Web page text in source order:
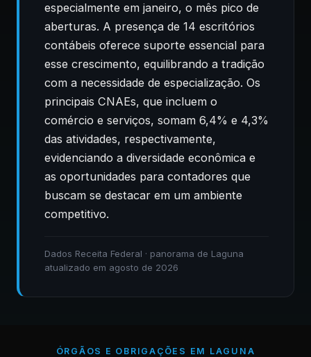
especialmente em janeiro, o mês pico de
aberturas. A presença de 14 escritórios
contábeis oferece suporte essencial para
esse crescimento, equilibrando a tradição
com a necessidade de especialização. Os
principais CNAEs, que incluem o
comércio e serviços, somam 6,4% e 4,3%
das atividades, respectivamente,
evidenciando a diversidade econômica e
as oportunidades para contadores que
buscam se destacar em um ambiente
competitivo.
Dados Receita Federal · panorama de Laguna
atualizado em agosto de 2026
ÓRGÃOS E OBRIGAÇÕES EM LAGUNA